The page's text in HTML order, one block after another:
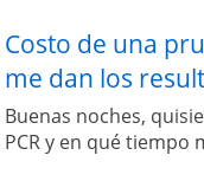
Costo de una
me dan los
Buenas noches,
PCR y en qué tiempo